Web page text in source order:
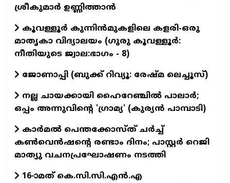
ശ്രീകുമാർ ഉണ്ണിത്താൻ
കൂവള്ളൂർ കുന്നിൻമുകളിലെ കളരി-ഒരു
മാതൃകാ വിദ്യാലയം (ഗുരു കൂവള്ളൂര്‍:
നീതിയുടെ ജ്വാല:ഭാഗം - 8)
ജോണാപ്പി (ബുക്ക്‌ റിവ്യൂ: രേഷ്മ ലെച്ചൂസ്)
നല്ല ചായക്കായി ഹൈറേഞ്ചിൽ പാലാർ;
ഒപ്പം അന്നുവിന്റെ 'ഗ്രാമ്യ' (കുര്യൻ പാമ്പാടി)
കാർമൽ പെന്തക്കോസ്ത് ചർച്ച്
കൺവെൻഷന്റെ രണ്ടാം ദിനം; പാസ്റ്റർ റെജി
മാത്യു വചനപ്രഘോഷണം നടത്തി
16-ാമത് കെ.സി.സി.എന്‍.എ